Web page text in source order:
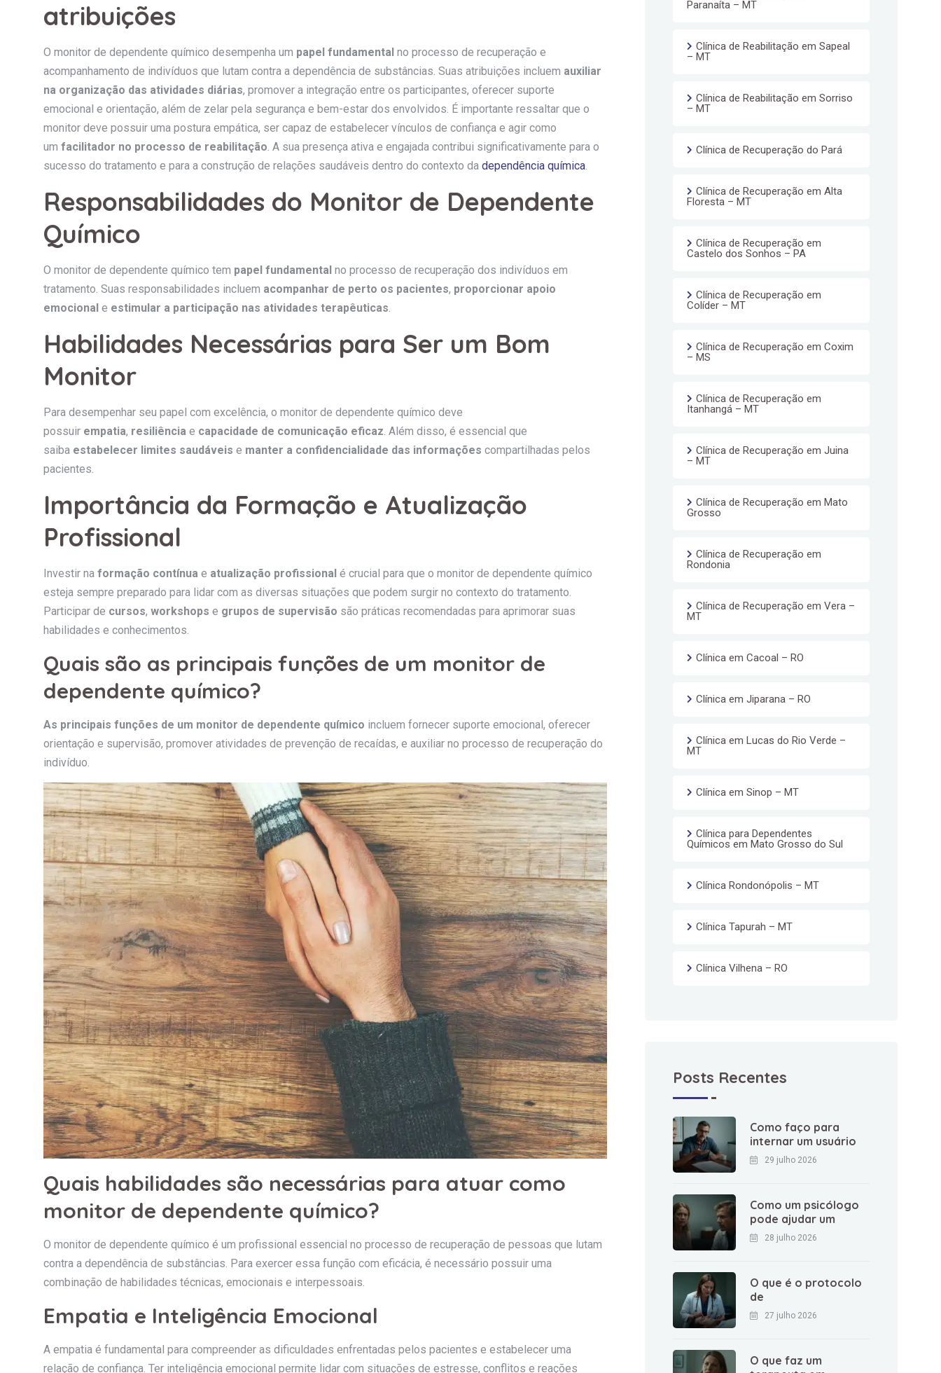
atribuições
O monitor de dependente químico desempenha um papel fundamental no processo de recuperação e
acompanhamento de indivíduos que lutam contra a dependência de substâncias. Suas atribuições incluem auxiliar
na organização das atividades diárias, promover a integração entre os participantes, oferecer suporte
emocional e orientação, além de zelar pela segurança e bem-estar dos envolvidos. É importante ressaltar que o
monitor deve possuir uma postura empática, ser capaz de estabelecer vínculos de confiança e agir como
um facilitador no processo de reabilitação. A sua presença ativa e engajada contribui significativamente para o
sucesso do tratamento e para a construção de relações saudáveis dentro do contexto da dependência química.
Responsabilidades do Monitor de Dependente
Químico
O monitor de dependente químico tem papel fundamental no processo de recuperação dos indivíduos em
tratamento. Suas responsabilidades incluem acompanhar de perto os pacientes, proporcionar apoio
emocional e estimular a participação nas atividades terapêuticas.
Habilidades Necessárias para Ser um Bom
Monitor
Para desempenhar seu papel com excelência, o monitor de dependente químico deve
possuir empatia, resiliência e capacidade de comunicação eficaz. Além disso, é essencial que
saiba estabelecer limites saudáveis e manter a confidencialidade das informações compartilhadas pelos
pacientes.
Importância da Formação e Atualização
Profissional
Investir na formação contínua e atualização profissional é crucial para que o monitor de dependente químico
esteja sempre preparado para lidar com as diversas situações que podem surgir no contexto do tratamento.
Participar de cursos, workshops e grupos de supervisão são práticas recomendadas para aprimorar suas
habilidades e conhecimentos.
Quais são as principais funções de um monitor de
dependente químico?
As principais funções de um monitor de dependente químico incluem fornecer suporte emocional, oferecer
orientação e supervisão, promover atividades de prevenção de recaídas, e auxiliar no processo de recuperação do
indivíduo.
Quais habilidades são necessárias para atuar como
monitor de dependente químico?
O monitor de dependente químico é um profissional essencial no processo de recuperação de pessoas que lutam
contra a dependência de substâncias. Para exercer essa função com eficácia, é necessário possuir uma
combinação de habilidades técnicas, emocionais e interpessoais.
Empatia e Inteligência Emocional
A empatia é fundamental para compreender as dificuldades enfrentadas pelos pacientes e estabelecer uma
relação de confiança. Ter inteligência emocional permite lidar com situações de estresse, conflitos e reações
Paranaíta – MT
Clínica de Reabilitação em Sapeal
– MT
Clínica de Reabilitação em Sorriso
– MT
Clínica de Recuperação do Pará
Clínica de Recuperação em Alta
Floresta – MT
Clínica de Recuperação em
Castelo dos Sonhos – PA
Clínica de Recuperação em
Colíder – MT
Clínica de Recuperação em Coxim
– MS
Clínica de Recuperação em
Itanhangá – MT
Clínica de Recuperação em Juina
– MT
Clínica de Recuperação em Mato
Grosso
Clínica de Recuperação em
Rondonia
Clínica de Recuperação em Vera –
MT
Clínica em Cacoal – RO
Clínica em Jiparana – RO
Clínica em Lucas do Rio Verde –
MT
Clínica em Sinop – MT
Clínica para Dependentes
Químicos em Mato Grosso do Sul
Clínica Rondonópolis – MT
Clínica Tapurah – MT
Clínica Vilhena – RO
Posts Recentes
Como faço para
internar um usuário
29 julho 2026
Como um psicólogo
pode ajudar um
28 julho 2026
O que é o protocolo
de
27 julho 2026
O que faz um